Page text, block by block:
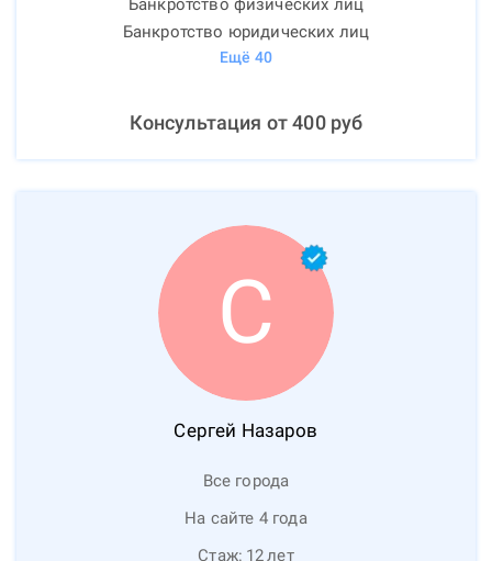
Банкротство физических лиц
Банкротство юридических лиц
Ещё 40
Консультация от400руб
С
Сергей Назаров
Все города
На сайте 4 года
Стаж: 12лет